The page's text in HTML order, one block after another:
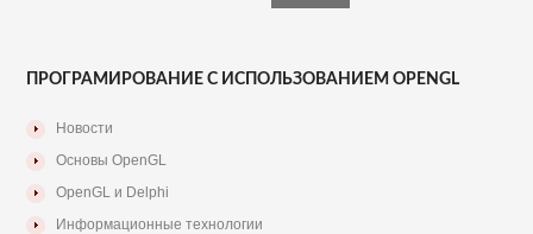
ПРОГРАМИРОВАНИЕ С ИСПОЛЬЗОВАНИЕМ OPENGL
Новости
Основы OpenGL
OpenGL и Delphi
Информационные технологии